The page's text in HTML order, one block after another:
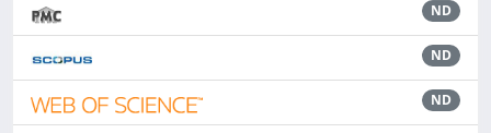
ND
ND
ND